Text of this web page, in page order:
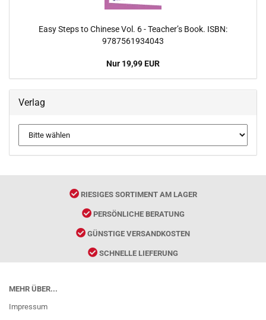
Easy Steps to Chinese Vol. 6 - Teacher’s Book. ISBN:
9787561934043
Nur 19,99 EUR
Verlag
RIESIGES SORTIMENT AM LAGER
PERSÖNLICHE BERATUNG
GÜNSTIGE VERSANDKOSTEN
SCHNELLE LIEFERUNG
MEHR ÜBER...
Impressum